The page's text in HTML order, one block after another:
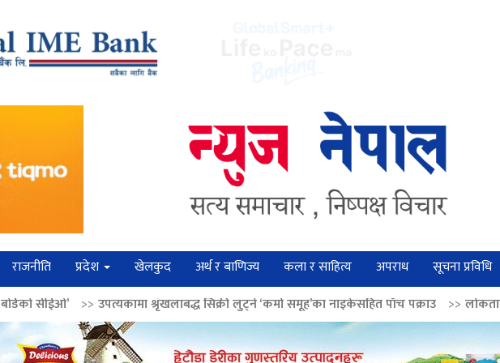
राजनीति प्रदेश खेलकुद अर्थ र बाणिज्य कला र साहित्य अपराध सूचना प्रविधि
उपत्यकामा श्रृंखलाबद्ध सिक्री लुट्ने ‘कर्मा समूह’का नाइकेसहित पाँच पक्राउ >>लोकतान्त्रिक मूल्य सुदृढ